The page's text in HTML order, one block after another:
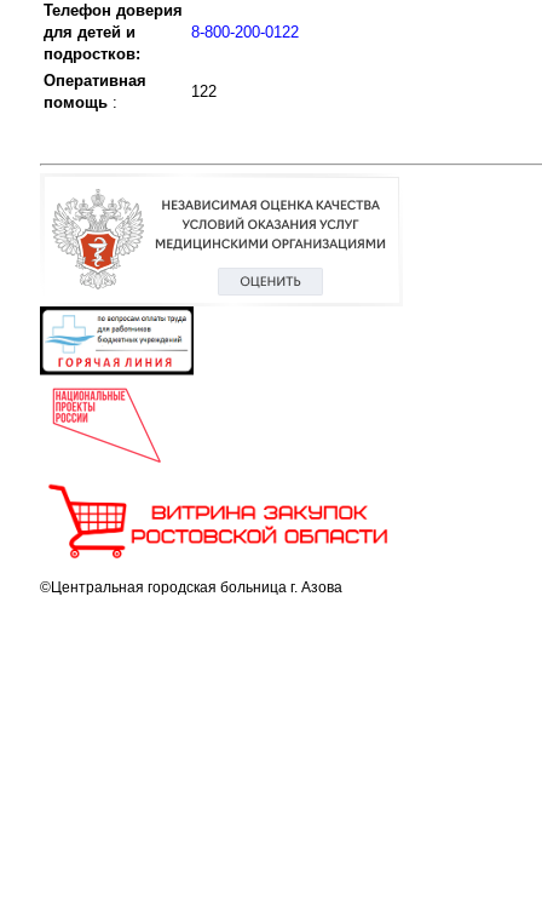
Телефон доверия
для детей и
подростков:
8-800-200-0122
Оперативная
помощь :
122
©Центральная городская больница г. Азова